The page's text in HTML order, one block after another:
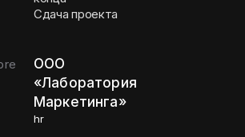
Сдача проекта
ООО
«Лаборатория
Маркетинга»
hr